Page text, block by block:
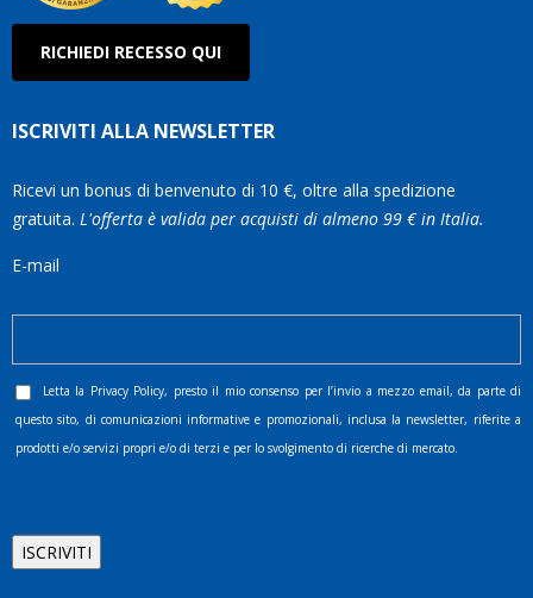
RICHIEDI RECESSO QUI
ISCRIVITI ALLA NEWSLETTER
Ricevi un bonus di benvenuto di 10 €, oltre alla spedizione
gratuita. L'offerta è valida per acquisti di almeno 99 € in Italia.
E-mail
Letta la Privacy Policy, presto il mio consenso per l’invio a mezzo email, da parte di
questo sito, di comunicazioni informative e promozionali, inclusa la newsletter, riferite a
prodotti e/o servizi propri e/o di terzi e per lo svolgimento di ricerche di mercato.